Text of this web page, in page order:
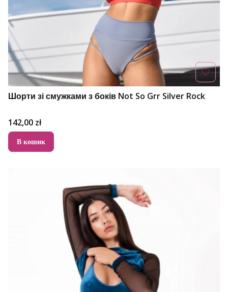
Шорти зі смужками з боків Not So Grr Silver Rock
Ціна
142,00 zł
В кошик